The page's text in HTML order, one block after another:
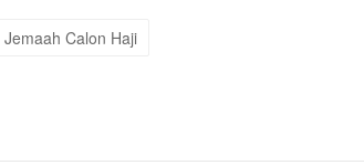
Jemaah Calon Haji